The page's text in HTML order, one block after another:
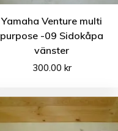
Yamaha Venture multi
purpose -09 Sidokåpa
vänster
300.00 kr